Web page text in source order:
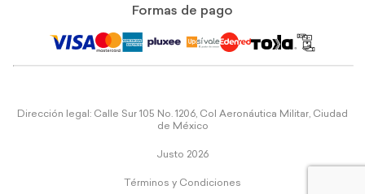
Formas de pago
Dirección legal: Calle Sur 105 No. 1206, Col Aeronáutica Militar, Ciudad
de México
Justo 2026
Términos y Condiciones